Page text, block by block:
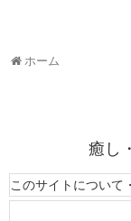
ホーム
癒し
このサイトについて